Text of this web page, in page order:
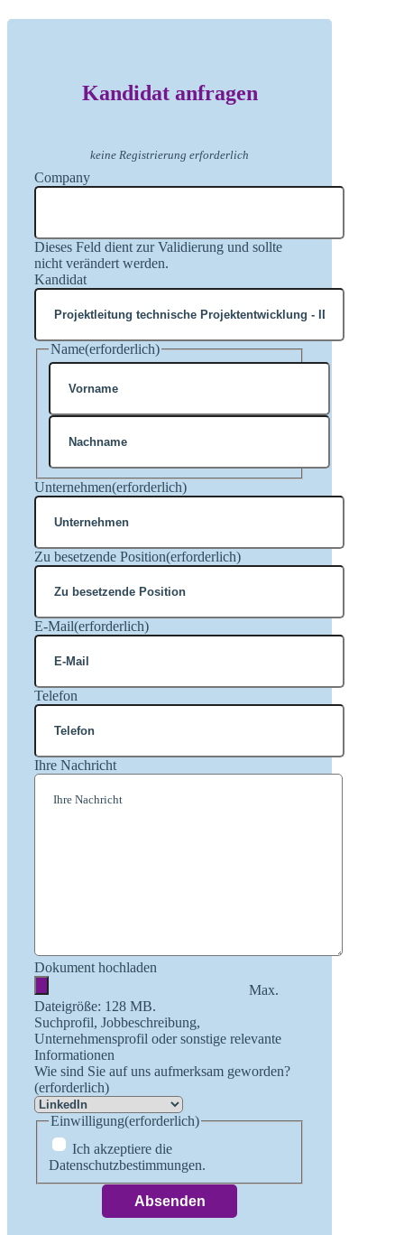
Kandidat anfragen
keine Registrierung erforderlich
Company
Dieses Feld dient zur Validierung und sollte
nicht verändert werden.
Kandidat
Name(erforderlich)
Vorname
Nachname
Unternehmen(erforderlich)
Zu besetzende Position(erforderlich)
E-Mail(erforderlich)
Telefon
Ihre Nachricht
Dokument hochladen
Max.
Dateigröße: 128 MB.
Suchprofil, Jobbeschreibung,
Unternehmensprofil oder sonstige relevante
Informationen
Wie sind Sie auf uns aufmerksam geworden?
(erforderlich)
Einwilligung(erforderlich)
Ich akzeptiere die
Datenschutzbestimmungen.